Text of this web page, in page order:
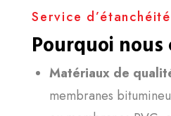
Service d’étanchéité
Pourquoi nous
Matériaux de
membranes